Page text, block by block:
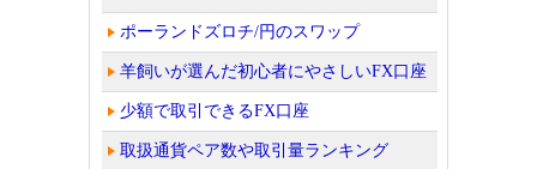
ポーランドズロチ/円のスワップ
羊飼いが選んだ初心者にやさしいFX口座
少額で取引できるFX口座
取扱通貨ペア数や取引量ランキング